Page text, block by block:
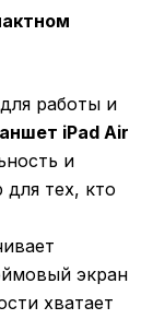
работы и
iPad Air
и
тех, кто
экран
хватает